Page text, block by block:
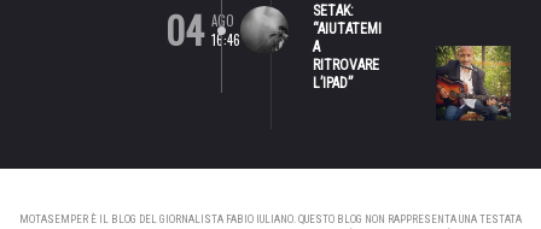
04 AGO
16:46
SETAK:
“AIUTATEMI
A
RITROVARE
L’IPAD”
MOTASEMPER È IL BLOG DEL GIORNALISTA FABIO IULIANO. QUESTO BLOG NON RAPPRESENTA UNA TESTATA